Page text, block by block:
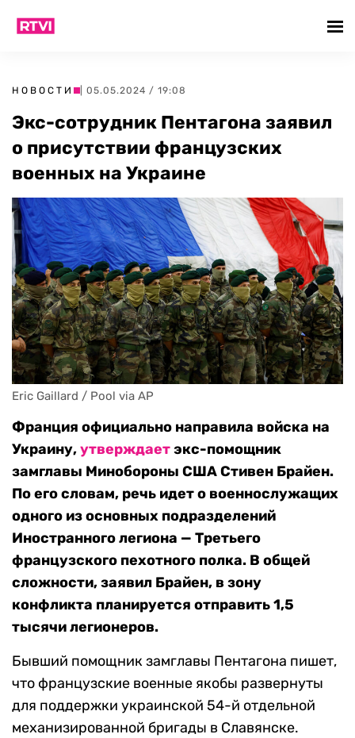
НОВОСТИ | 05.05.2024 / 19:08
Экс-сотрудник Пентагона заявил
о присутствии французских
военных на Украине
Eric Gaillard / Pool via AP
Франция официально направила войска на
Украину,утверждаетэкс-помощник
замглавы Минобороны США Стивен Брайен.
По его словам, речь идет о военнослужащих
одного из основных подразделений
Иностранного легиона — Третьего
французского пехотного полка. В общей
сложности, заявил Брайен, в зону
конфликта планируется отправить 1,5
тысячи легионеров.
Бывший помощник замглавы Пентагона пишет,
что французские военные якобы развернуты
для поддержки украинской 54-й отдельной
механизированной бригады в Славянске.